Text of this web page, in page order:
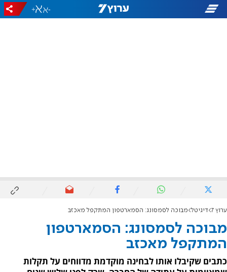
-
+
ערוץ 7 דיגיטל מבוכה לסמסונג: הסמארטפון המתקפל מאכזב
מבוכה לסמסונג: הסמארטפון
המתקפל מאכזב
כתבים שקיבלו אותו לבחינה מוקדמת מדווחים על תקלות